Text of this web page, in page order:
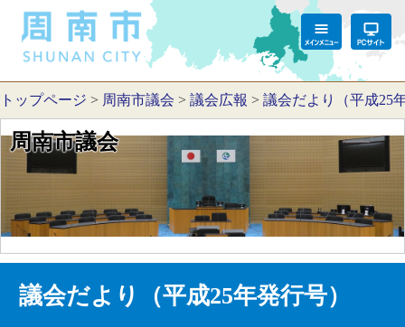
トップページ > 周南市議会 > 議会広報 > 議会だより（平成25
周南市議会
議会だより（平成25年発行号）